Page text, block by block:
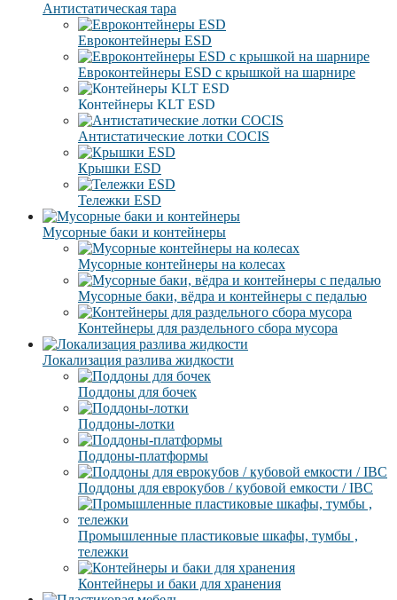
Антистатическая тара
Eвроконтейнеры ЕSD
Евроконтейнеры ESD с крышкой на шарнире
Контейнеры KLT ESD
Антистатические лотки COCIS
Крышки ESD
Тележки ESD
Мусорные баки и контейнеры
Мусорные контейнеры на колесах
Мусорные баки, вёдра и контейнеры с педалью
Контейнеры для раздельного сбора мусора
Локализация разлива жидкости
Поддоны для бочек
Поддоны-лотки
Поддоны-платформы
Поддоны для еврокубов / кубовой емкости / IBC
Промышленные пластиковые шкафы, тумбы ,
тележки
Контейнеры и баки для хранения